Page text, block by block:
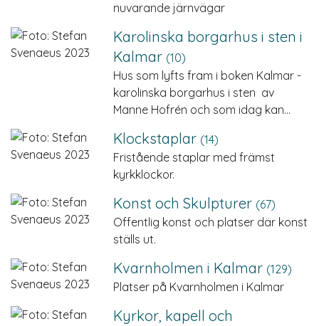
nuvarande järnvägar
Karolinska borgarhus i sten i
Kalmar (10)
Hus som lyfts fram i boken Kalmar -
karolinska borgarhus i sten av
Manne Hofrén och som idag kan…
Klockstaplar (14)
Fristående staplar med främst
kyrkklockor.
Konst och Skulpturer (67)
Offentlig konst och platser där konst
ställs ut.
Kvarnholmen i Kalmar (129)
Platser på Kvarnholmen i Kalmar
Kyrkor, kapell och